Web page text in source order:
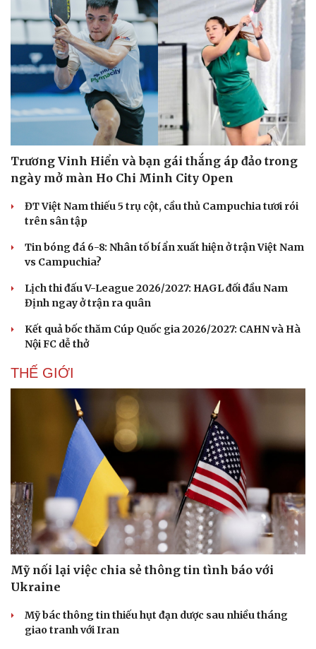
Du lịch
Tư vấn
Săn Tour
check-in
Podcast
Câu chuyện thời sự
Đọc truyện đêm khuya
Cửa sổ tình yêu
Kể chuyện cho bé
Hạt giống tâm hồn
Trương Vinh Hiển và bạn gái thắng áp đảo trong
ngày mở màn Ho Chi Minh City Open
ĐT Việt Nam thiếu 5 trụ cột, cầu thủ Campuchia tươi rói
trên sân tập
Tin bóng đá 6-8: Nhân tố bí ẩn xuất hiện ở trận Việt Nam
vs Campuchia?
Lịch thi đấu V-League 2026/2027: HAGL đối đầu Nam
Định ngay ở trận ra quân
Kết quả bốc thăm Cúp Quốc gia 2026/2027: CAHN và Hà
Nội FC dễ thở
THẾ GIỚI
Mỹ nối lại việc chia sẻ thông tin tình báo với
Ukraine
Mỹ bác thông tin thiếu hụt đạn dược sau nhiều tháng
giao tranh với Iran